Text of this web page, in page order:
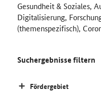
Gesundheit & Soziales,
Digitalisierung,
(themenspezifisch),
Suchergebnisse filtern
Fördergebiet